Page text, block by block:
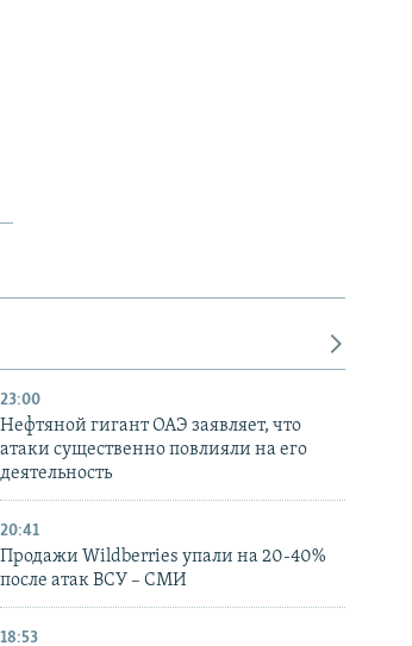
23:00
Нефтяной гигант ОАЭ заявляет, что
атаки существенно повлияли на его
деятельность
20:41
Продажи Wildberries упали на 20-40%
после атак ВСУ – СМИ
18:53